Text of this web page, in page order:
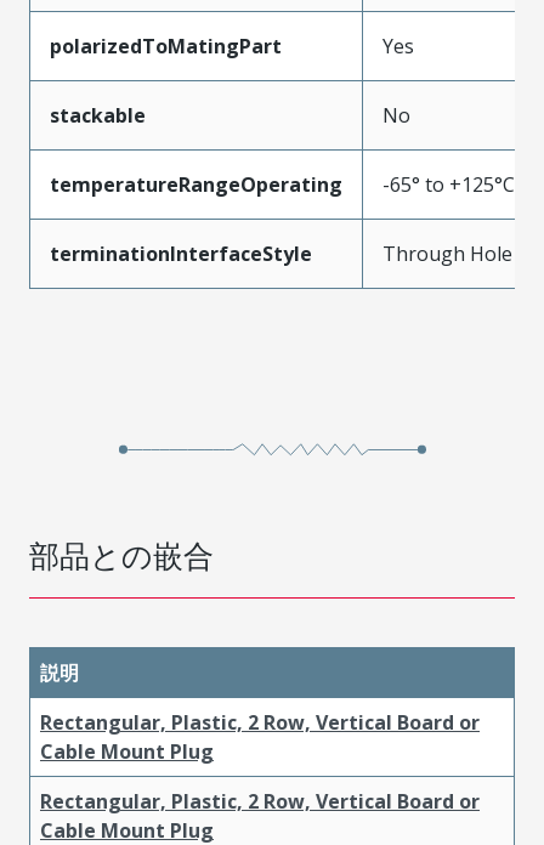
polarizedToMatingPart Yes
stackable No
temperatureRangeOperating -65° to +125°C
terminationInterfaceStyle Through Hole
部品との嵌合
説明
Rectangular, Plastic, 2 Row, Vertical Board or
Cable Mount Plug
Rectangular, Plastic, 2 Row, Vertical Board or
Cable Mount Plug